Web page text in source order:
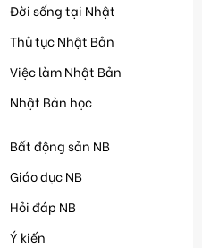
Đời sống tại Nhật
Thủ tục Nhật Bản
Việc làm Nhật Bản
Nhật Bản học
Bất động sản NB
Giáo dục NB
Hỏi đáp NB
Ý kiến